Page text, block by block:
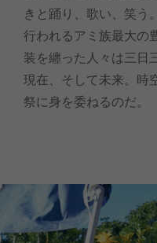
きと踊り、歌い、笑う
行われるアミ族最大の
装を纏った人々は三日
現在、そして未来。時
祭に身を委ねるのだ。